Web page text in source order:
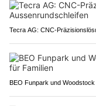
Tecra AG: CNC-
BEO Funpark und